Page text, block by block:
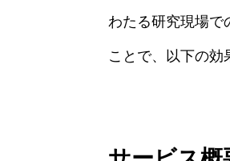
わたる研究現場で
ことで、以下の効